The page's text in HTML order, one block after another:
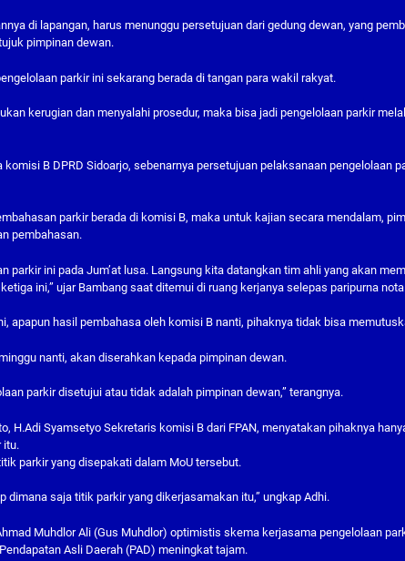
di lapangan, harus menunggu persetujuan dari gedung dewan, yang
pimpinan dewan.
parkir ini sekarang berada di tangan para wakil rakyat.
kerugian dan menyalahi prosedur, maka bisa jadi pengelolaan parkir
B DPRD Sidoarjo, sebenarnya persetujuan pelaksanaan pengelolaan
parkir berada di komisi B, maka untuk kajian secara mendalam,
pembahasan.
parkir ini pada Jum’at lusa. Langsung kita datangkan tim ahli yang akan
ini,” ujar Bambang saat ditemui di ruang kerjanya selepas paripurna
apapun hasil pembahasa oleh komisi B nanti, pihaknya tidak bisa
nanti, akan diserahkan kepada pimpinan dewan.
parkir disetujui atau tidak adalah pimpinan dewan,” terangnya.
H.Adi Syamsetyo Sekretaris komisi B dari FPAN, menyatakan pihaknya
itu.
parkir yang disepakati dalam MoU tersebut.
dimana saja titik parkir yang dikerjasamakan itu,” ungkap Adhi.
Muhdlor Ali (Gus Muhdlor) optimistis skema kerjasama pengelolaan
Asli Daerah (PAD) meningkat tajam.